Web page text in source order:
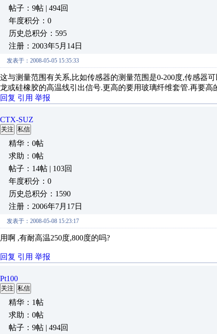
帖子：9帖 | 494回
年度积分：0
历史总积分：595
注册：2003年5月14日
发表于：2008-05-05 15:35:33
这与测量范围有关系,比如传感器的测量范围是0-200度,传感器
龙或硅橡胶的高温线引出信号.更高的要用玻璃纤维套管.再要
回复 引用 举报
CTX-SUZ
关注 私信
精华：0帖
求助：0帖
帖子：14帖 | 103回
年度积分：0
历史总积分：1590
注册：2006年7月17日
发表于：2008-05-08 15:23:17
用啊 ,有耐高温250度,800度的吗?
回复 引用 举报
Pt100
关注 私信
精华：1帖
求助：0帖
帖子：9帖 | 494回